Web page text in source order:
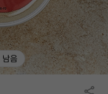
남음